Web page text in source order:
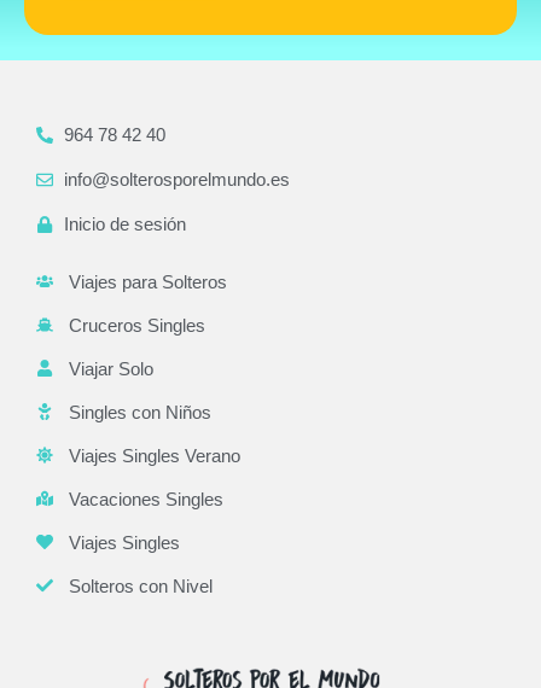
964 78 42 40
info@solterosporelmundo.es
Inicio de sesión
Viajes para Solteros
Cruceros Singles
Viajar Solo
Singles con Niños
Viajes Singles Verano
Vacaciones Singles
Viajes Singles
Solteros con Nivel